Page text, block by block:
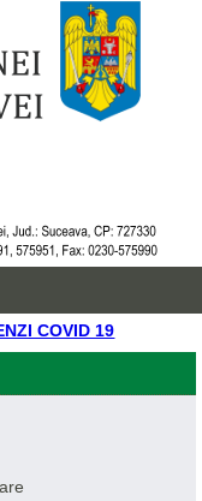
COVID 19